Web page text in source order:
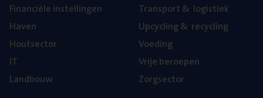
Finan­ci­ë­le instellingen
Haven
Hout­sec­tor
IT
Land­bouw
Trans­port& logistiek
Upcy­cling& recycling
Voe­ding
Vrije beroe­pen
Zorg­sec­tor